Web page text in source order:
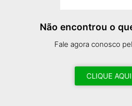
Não encontrou o
Fale agora conosco
CLIQUE AQUI